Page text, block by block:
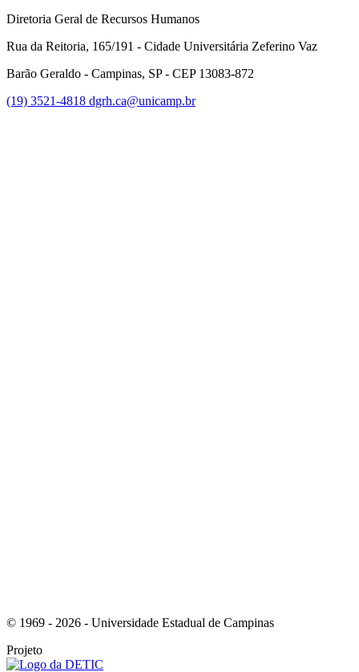
Diretoria Geral de Recursos Humanos
Rua da Reitoria, 165/191 - Cidade Universitária Zeferino Vaz
Barão Geraldo - Campinas, SP - CEP 13083-872
(19) 3521-4818 dgrh.ca@unicamp.br
© 1969 - 2026 - Universidade Estadual de Campinas
Projeto